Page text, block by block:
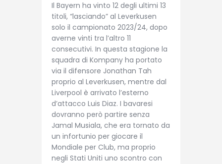
Il Bayern ha vinto 12 degli ultimi 13
titoli, “lasciando” al Leverkusen
solo il campionato 2023/24, dopo
averne vinti tra l’altro 11
consecutivi. In questa stagione la
squadra di Kompany ha portato
via il difensore Jonathan Tah
proprio al Leverkusen, mentre dal
Liverpool è arrivato l’esterno
d’attacco Luis Diaz. I bavaresi
dovranno però partire senza
Jamal Musiala, che era tornato da
un infortunio per giocare il
Mondiale per Club, ma proprio
negli Stati Uniti uno scontro con